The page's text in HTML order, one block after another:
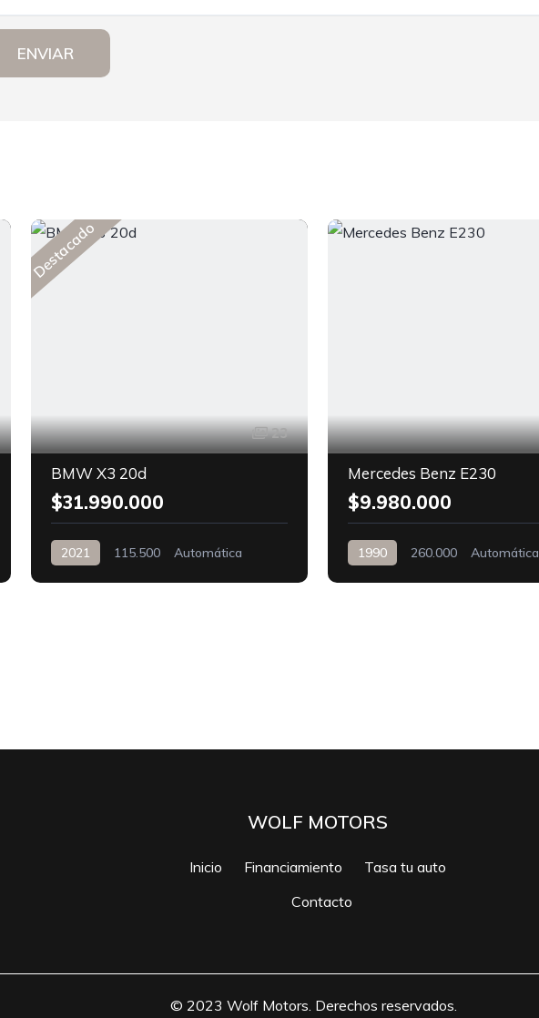
ENVIAR
Destacado
23
BMW X3 20d
$31.990.000
2021 115.500 Automática
Mercedes Benz E230
$9.980.000
1990 260.000 Automática
WOLF MOTORS
Inicio Financiamiento
Tasa tu auto
Contacto
© 2023 Wolf Motors. Derechos reservados.